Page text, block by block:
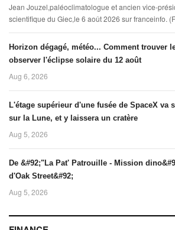
Jean Jouzel,paléoclimatologue et ancien vice-
scientifique du Giec,le 6 août 2026 sur franceinfo.
FRANCE)
Horizon dégagé, météo... Comment trouver
observer l'éclipse solaire du 12 août
Aug 6, 2026
L'étage supérieur d'une fusée de SpaceX va
sur la Lune, et y laissera un cratère
Aug 5, 2026
De &#92;"La Pat' Patrouille - Mission
d'Oak Street&#92;
Aug 5, 2026